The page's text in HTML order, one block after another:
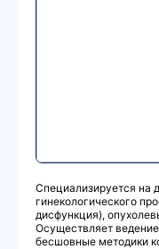
Специализируется на
гинекологического
дисфункция),
Осуществляет
бесшовные методики